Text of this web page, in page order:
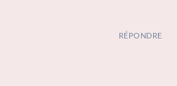
RÉPONDRE